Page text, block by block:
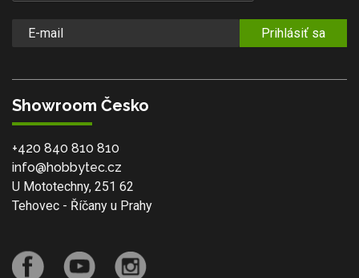
Prihlásiť sa
Showroom Česko
+420 840 810 810
info@hobbytec.cz
U Mototechny, 251 62
Tehovec - Říčany u Prahy